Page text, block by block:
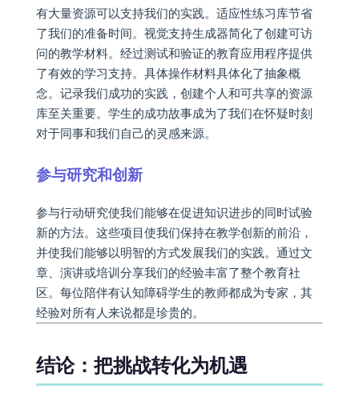
有大量资源可以支持我们的实践。适应性练习库节省
了我们的准备时间。视觉支持生成器简化了创建可访
问的教学材料。经过测试和验证的教育应用程序提供
了有效的学习支持。具体操作材料具体化了抽象概
念。记录我们成功的实践，创建个人和可共享的资源
库至关重要。学生的成功故事成为了我们在怀疑时刻
对于同事和我们自己的灵感来源。
参与研究和创新
参与行动研究使我们能够在促进知识进步的同时试验
新的方法。这些项目使我们保持在教学创新的前沿，
并使我们能够以明智的方式发展我们的实践。通过文
章、演讲或培训分享我们的经验丰富了整个教育社
区。每位陪伴有认知障碍学生的教师都成为专家，其
经验对所有人来说都是珍贵的。
结论：把挑战转化为机遇